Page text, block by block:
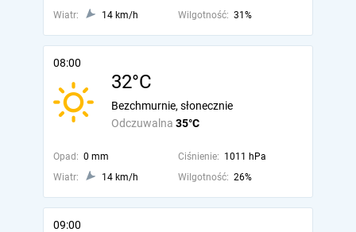
Wiatr: 14 km/h Wilgotność: 31%
08:00
32°C
Odczuwalna 35°C
Bezchmurnie, słonecznie
Opad: 0 mm Ciśnienie: 1011 hPa
Wiatr:
14 km/h Wilgotność: 26%
09:00